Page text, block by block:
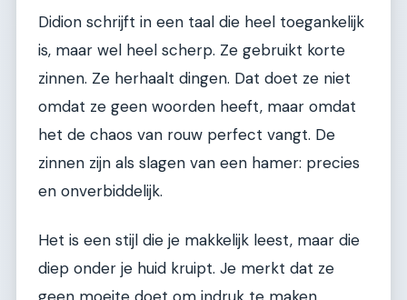
Didion schrijft in een taal die heel toegankelijk
is, maar wel heel scherp. Ze gebruikt korte
zinnen. Ze herhaalt dingen. Dat doet ze niet
omdat ze geen woorden heeft, maar omdat
het de chaos van rouw perfect vangt. De
zinnen zijn als slagen van een hamer: precies
en onverbiddelijk.
Het is een stijl die je makkelijk leest, maar die
diep onder je huid kruipt. Je merkt dat ze